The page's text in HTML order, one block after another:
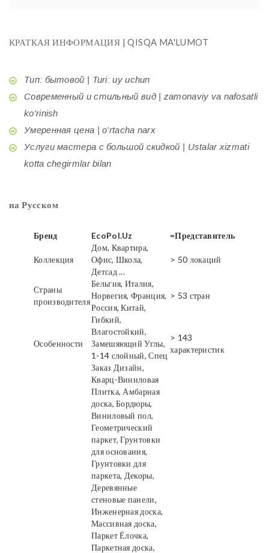
КРАТКАЯ ИНФОРМАЦИЯ | QISQA MA'LUMOT
Тип: бытовой | Turi: uy uchun
Современный и стильный вид | zamonaviy va nafosatli
ko'rinish
Умеренная цена | o'rtacha narx
Услуги мастера с большой скидкой | Ustalar xizmati
kotta chegirmlar bilan
на Русском
Бренд EcoPol.Uz =Представитель
Коллекция
Дом, Квартира,
Офис, Школа,
Детсад ...
> 50 локаций
Страны
производителя
Бельгия, Италия,
Норвегия, Франция,
Россия, Китай,
> 53 стран
Особенности
Гибкий,
Влагостойкий,
Замешяющий Углы,
1-14 слойный, Спец
Заказ Дизайн,
> 143
характеристик
Кварц-Виниловая
Плитка, Амбарная
доска, Бордюры,
Виниловый пол,
Геометрический
паркет, Грунтовки
для основания,
Грунтовки для
паркета, Декоры,
Деревянные
стеновые панели,
Инженерная доска,
Массивная доска,
Паркет Ёлочка,
Паркетная доска,